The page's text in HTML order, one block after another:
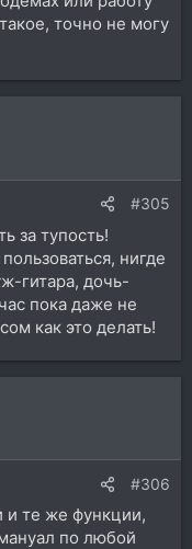
точно не могу
#305
за тупость!
нигде
гитара, дочь-
пока даже не
как это делать!
#306
и те же функции,
по любой